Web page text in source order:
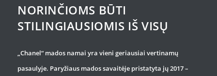
NORINČIOMS BŪTI
STILINGIAUSIOMIS IŠ VISŲ
„Chanel“ mados namai yra vieni geriausiai vertinamų
pasaulyje. Paryžiaus mados savaitėje pristatyta jų 2017 –